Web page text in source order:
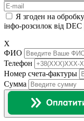
Я згоден на
інфо-розсилок від DEC
X
ФИО
Телефон
Номер счета-фактуры
Сумма